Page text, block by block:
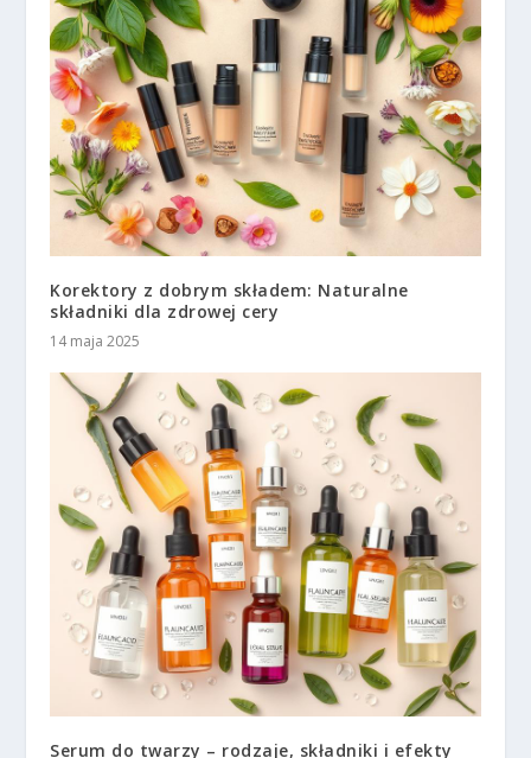
Korektory z dobrym składem: Naturalne
składniki dla zdrowej cery
14 maja 2025
Serum do twarzy – rodzaje, składniki i efekty